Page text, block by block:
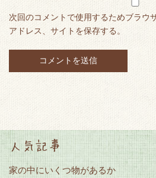
次回のコメントで使用するためブラウ
アドレス、サイトを保存する。
人気記事
家の中にいくつ物があるか